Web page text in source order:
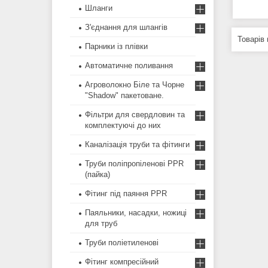
Шланги
З'єднання для шлангів
Парники із плівки
Автоматичне поливання
Агроволокно Біле та Чорне
"Shadow" пакетоване.
Фільтри для свердловин та
комплектуючі до них
Каналізація труби та фітинги
Труби поліпропіленові PPR
(пайка)
Фітинг під паяння PPR
Паяльники, насадки, ножиці
для труб
Труби поліетиленові
Фітинг компресійний